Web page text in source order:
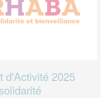
d'Activité 2025